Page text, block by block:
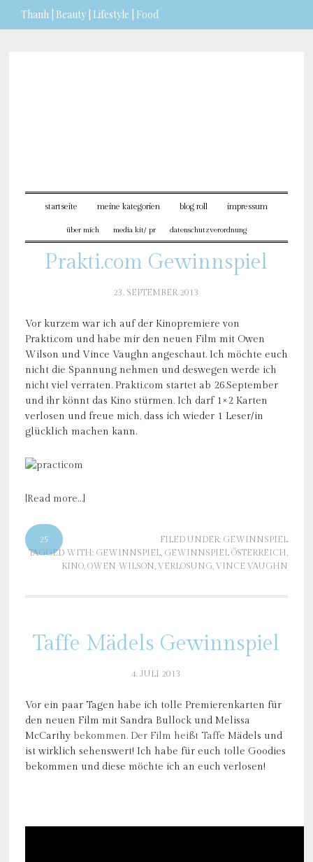
Thanh | Beauty | Lifestyle | Food
startseite meine kategorien blog roll impressum
über mich media kit/ pr datenschutzverordnung
Prakti.com Gewinnspiel
23. SEPTEMBER 2013
Vor kurzem war ich auf der Kinopremiere von
Prakti.com und habe mir den neuen Film mit Owen
Wilson und Vince Vaughn angeschaut. Ich möchte euch
nicht die Spannung nehmen und deswegen werde ich
nicht viel verraten. Prakti.com startet ab 26.September
und ihr könnt das Kino stürmen. Ich darf 1×2 Karten
verlosen und freue mich, dass ich wieder 1 Leser/in
glücklich machen kann.
[Read more…]
25 FILED UNDER: GEWINNSPIEL
TAGGED WITH: GEWINNSPIEL, GEWINNSPIEL ÖSTERREICH,
KINO,OWEN WILSON,VERLOSUNG,VINCE VAUGHN
Taffe Mädels Gewinnspiel
4. JULI 2013
Vor ein paar Tagen habe ich tolle Premierenkarten für
den neuen Film mit Sandra Bullock und Melissa
McCarthy bekommen. Der Film heißt Taffe Mädels und
ist wirklich sehenswert! Ich habe für euch tolle Goodies
bekommen und diese möchte ich an euch verlosen!